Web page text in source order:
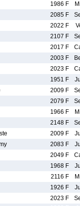
1986 F
2085 F
2022 F
2107 F
2017 F
2003 F
2023 F
1951 F
2009 F
2079 F
1966 F
2148 F
2009 F
2083 F
2049 F
1968 F
2116 F
1926 F
2023 F